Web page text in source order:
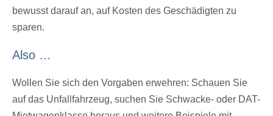
bewusst darauf an, auf Kosten des Geschädigten zu
sparen.
Also …
Wollen Sie sich den Vorgaben erwehren: Schauen Sie
auf das Unfallfahrzeug, suchen Sie Schwacke- oder DAT-